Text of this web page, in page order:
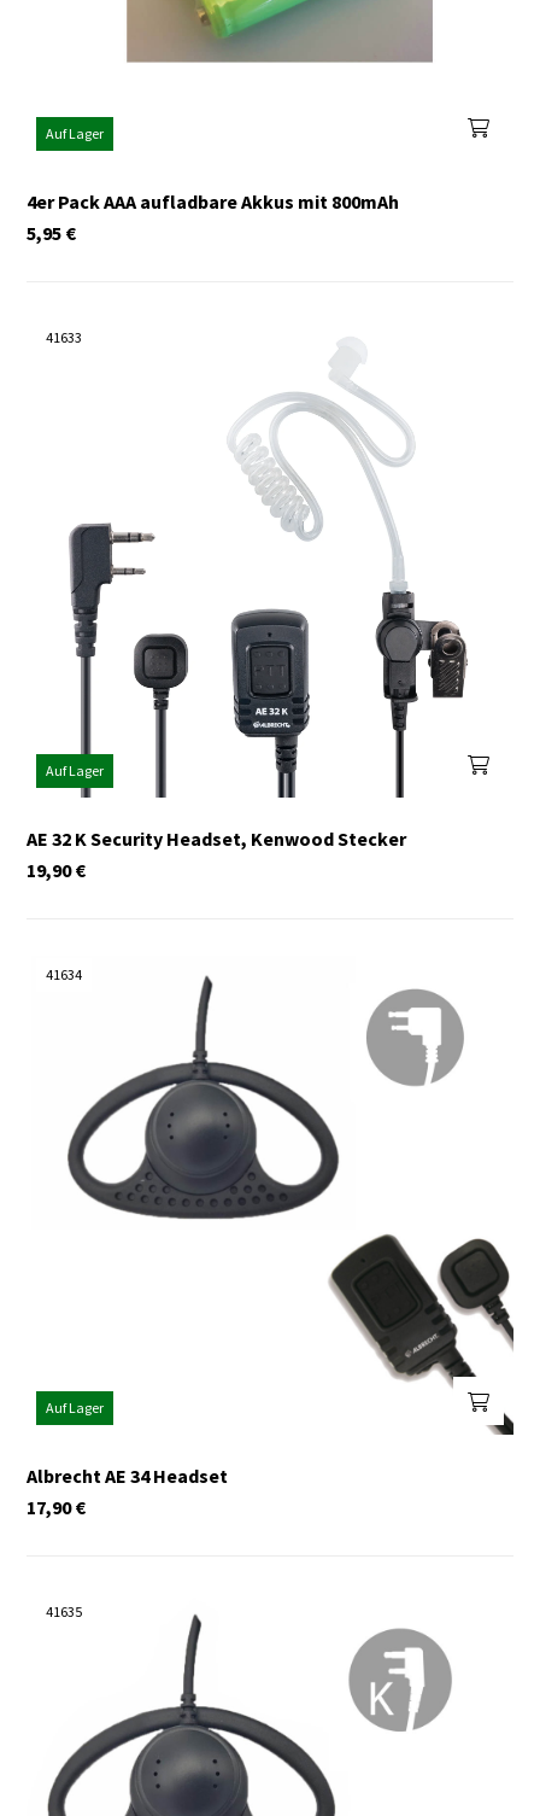
Auf Lager
4er Pack AAA aufladbare Akkus mit 800mAh
€
5,95
41633
Auf Lager
AE 32 K Security Headset, Kenwood Stecker
€
19,90
41634
Auf Lager
Albrecht AE 34 Headset
€
17,90
41635